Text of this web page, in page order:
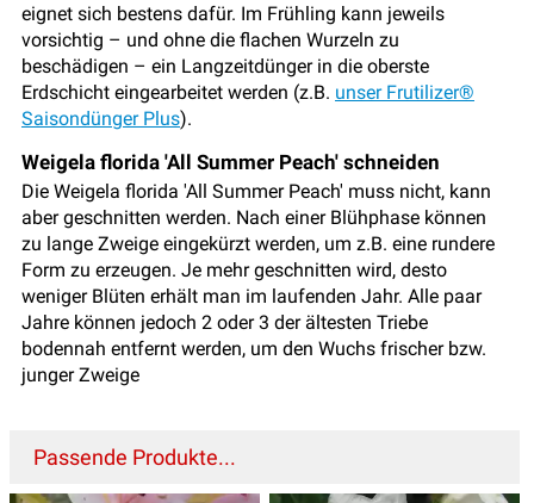
eignet sich bestens dafür. Im Frühling kann jeweils
vorsichtig – und ohne die flachen Wurzeln zu
beschädigen – ein Langzeitdünger in die oberste
Erdschicht eingearbeitet werden (z.B. unser Frutilizer®
Saisondünger Plus).
Weigela florida 'All Summer Peach' schneiden
Die Weigela florida 'All Summer Peach' muss nicht, kann
aber geschnitten werden. Nach einer Blühphase können
zu lange Zweige eingekürzt werden, um z.B. eine rundere
Form zu erzeugen. Je mehr geschnitten wird, desto
weniger Blüten erhält man im laufenden Jahr. Alle paar
Jahre können jedoch 2 oder 3 der ältesten Triebe
bodennah entfernt werden, um den Wuchs frischer bzw.
junger Zweige
Passende Produkte...